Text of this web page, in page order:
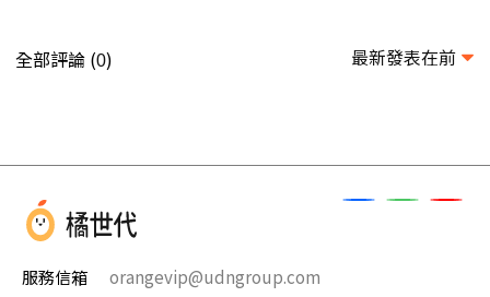
全部評論 (0) 最新發表在前
服務信箱 orangevip@udngroup.com